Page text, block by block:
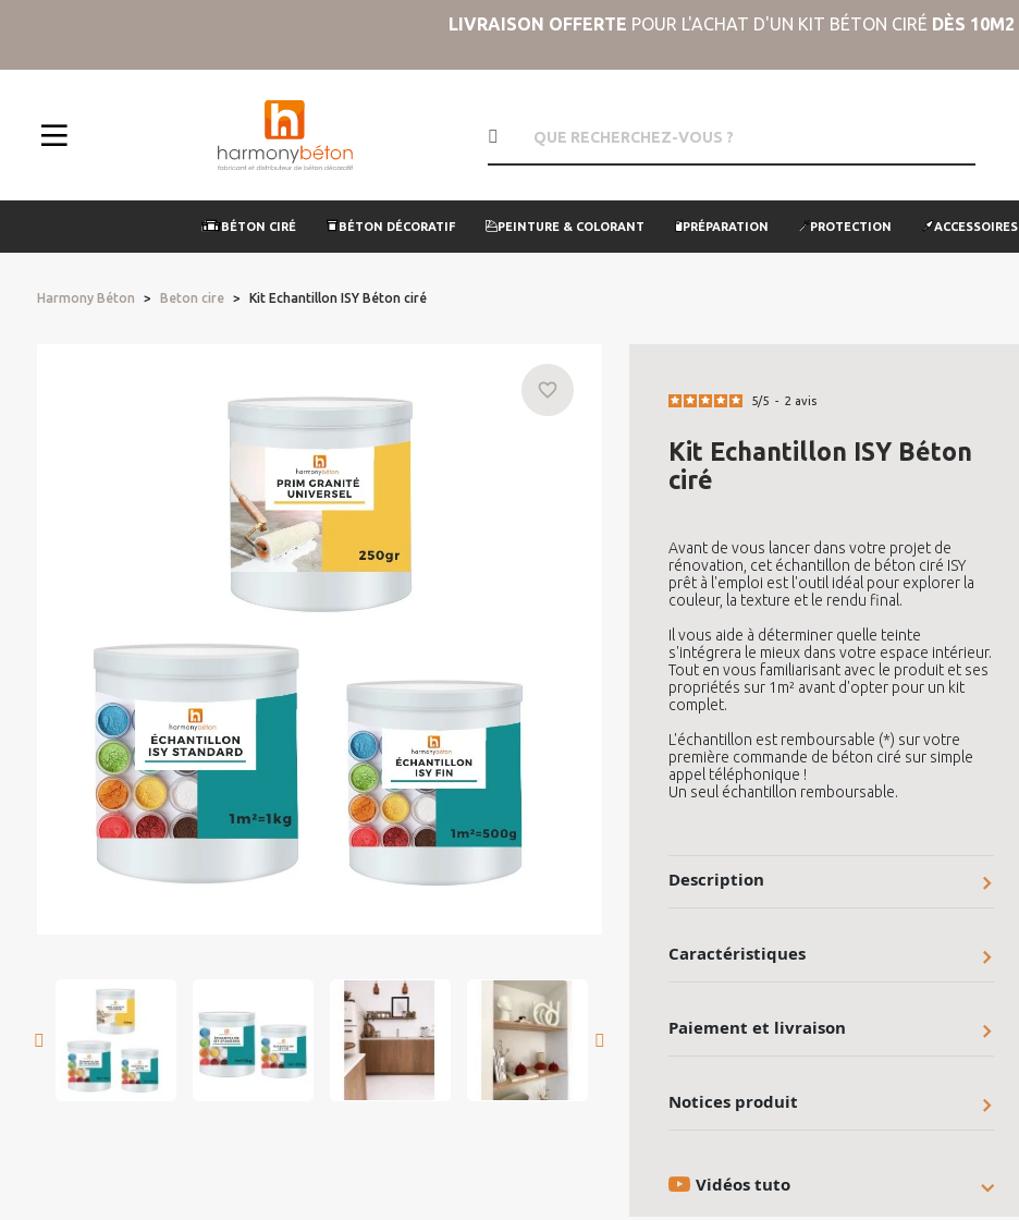
LIVRAISON OFFERTE POUR L'ACHAT D'UN KIT BÉTON CIRÉ DÈS 10M2
BÉTON CIRÉ BÉTON DÉCORATIF PEINTURE & COLORANT PRÉPARATION PROTECTION ACCESSOIRES
Harmony Béton Beton cire Kit Echantillon ISY Béton ciré
5/5 - 2 avis
Kit Echantillon ISY Béton
ciré
Avant de vous lancer dans votre projet de
rénovation, cet échantillon de béton ciré ISY
prêt à l'emploi est l'outil idéal pour explorer la
couleur, la texture et le rendu final.
Il vous aide à déterminer quelle teinte
s'intégrera le mieux dans votre espace intérieur.
Tout en vous familiarisant avec le produit et ses
propriétés sur 1m² avant d'opter pour un kit
complet.
L'échantillon est remboursable (*) sur votre
première commande de béton ciré sur simple
appel téléphonique !
Un seul échantillon remboursable.
Description
Caractéristiques
Paiement et livraison
Notices produit
Vidéos tuto
favorite_border